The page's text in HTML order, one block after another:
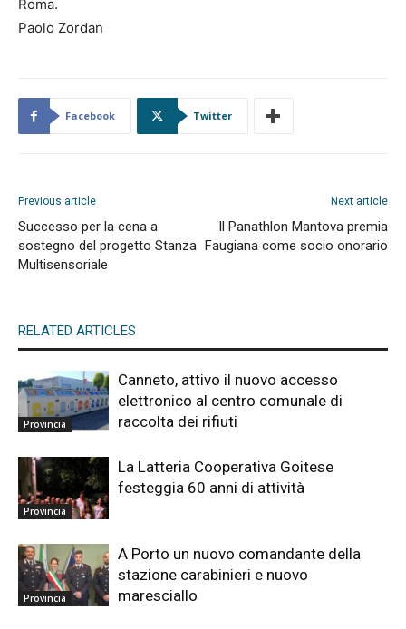
Roma.
Paolo Zordan
Facebook Twitter
Previous article
Successo per la cena a
sostegno del progetto Stanza
Multisensoriale
Next article
Il Panathlon Mantova premia
Faugiana come socio onorario
RELATED ARTICLES
Provincia
Canneto, attivo il nuovo accesso
elettronico al centro comunale di
raccolta dei rifiuti
Provincia
La Latteria Cooperativa Goitese
festeggia 60 anni di attività
Provincia
A Porto un nuovo comandante della
stazione carabinieri e nuovo
maresciallo